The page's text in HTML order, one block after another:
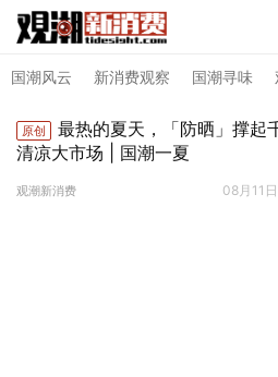
国潮风云 新消费观察 国潮寻味
原创
最热的夏天，「防晒」撑起
清凉大市场 | 国潮一夏
观潮新消费 08月11